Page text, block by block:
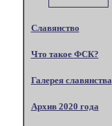
Славянство
Что такое ФСК?
Галерея славянства
Архив 2020 года